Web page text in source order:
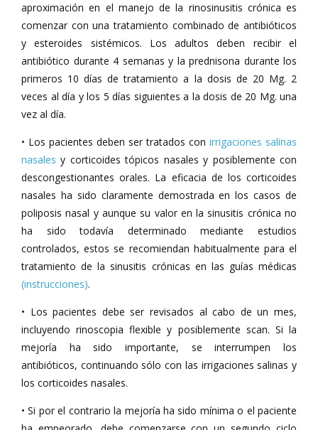
aproximación en el manejo de la rinosinusitis crónica es
comenzar con una tratamiento combinado de antibióticos
y esteroides sistémicos. Los adultos deben recibir el
antibiótico durante 4 semanas y la prednisona durante los
primeros 10 días de tratamiento a la dosis de 20 Mg. 2
veces al día y los 5 días siguientes a la dosis de 20 Mg. una
vez al día.
• Los pacientes deben ser tratados con irrigaciones salinas
nasales y corticoides tópicos nasales y posiblemente con
descongestionantes orales. La eficacia de los corticoides
nasales ha sido claramente demostrada en los casos de
poliposis nasal y aunque su valor en la sinusitis crónica no
ha sido todavía determinado mediante estudios
controlados, estos se recomiendan habitualmente para el
tratamiento de la sinusitis crónicas en las guías médicas
(instrucciones).
• Los pacientes debe ser revisados al cabo de un mes,
incluyendo rinoscopia flexible y posiblemente scan. Si la
mejoría ha sido importante, se interrumpen los
antibióticos, continuando sólo con las irrigaciones salinas y
los corticoides nasales.
• Si por el contrario la mejoría ha sido mínima o el paciente